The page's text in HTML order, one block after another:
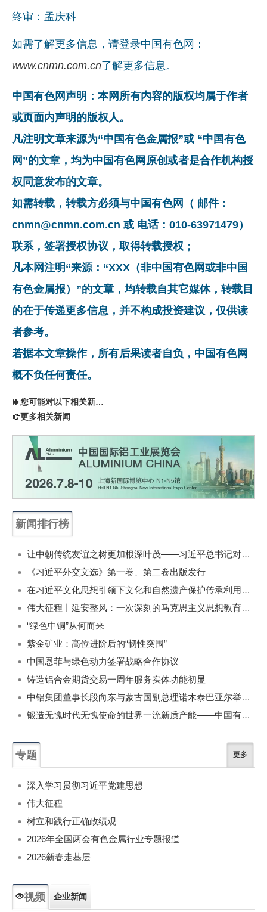
终审：孟庆科
如需了解更多信息，请登录中国有色网：
www.cnmn.com.cn了解更多信息。
中国有色网声明：本网所有内容的版权均属于作者
或页面内声明的版权人。
凡注明文章来源为“中国有色金属报”或 “中国有色
网”的文章，均为中国有色网原创或者是合作机构授
权同意发布的文章。
如需转载，转载方必须与中国有色网（ 邮件：
cnmn@cnmn.com.cn 或 电话：010-63971479）
联系，签署授权协议，取得转载授权；
凡本网注明“来源：“XXX（非中国有色网或非中国
有色金属报）”的文章，均转载自其它媒体，转载目
的在于传递更多信息，并不构成投资建议，仅供读
者参考。
若据本文章操作，所有后果读者自负，中国有色网
概不负任何责任。
您可能对以下相关新闻同样感兴趣
更多相关新闻
新闻排行榜
让中朝传统友谊之树更加根深叶茂——习近平总书记对朝鲜进行国事访问纪实
《习近平外交文选》第一卷、第二卷出版发行
在习近平文化思想引领下文化和自然遗产保护传承利用工作开创新局面
伟大征程丨延安整风：一次深刻的马克思主义思想教育运动
“绿色中铜”从何而来
紫金矿业：高位进阶后的“韧性突围”
中国恩菲与绿色动力签署战略合作协议
铸造铝合金期货交易一周年服务实体功能初显
中铝集团董事长段向东与蒙古国副总理诺木泰巴亚尔举行会谈
锻造无愧时代无愧使命的世界一流新质产能——中国有色金属工业的战略应对与破局之道（二）
专题 更多
深入学习贯彻习近平党建思想
伟大征程
树立和践行正确政绩观
2026年全国两会有色金属行业专题报道
2026新春走基层
视频 企业新闻